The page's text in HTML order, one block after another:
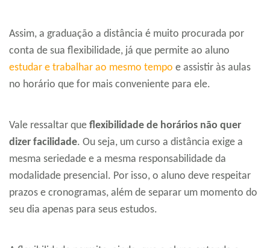
Assim, a graduação a distância é muito procurada por
conta de sua flexibilidade, já que permite ao aluno
estudar e trabalhar ao mesmo tempo e assistir às aulas
no horário que for mais conveniente para ele.
Vale ressaltar que flexibilidade de horários não quer
dizer facilidade. Ou seja, um curso a distância exige a
mesma seriedade e a mesma responsabilidade da
modalidade presencial. Por isso, o aluno deve respeitar
prazos e cronogramas, além de separar um momento do
seu dia apenas para seus estudos.